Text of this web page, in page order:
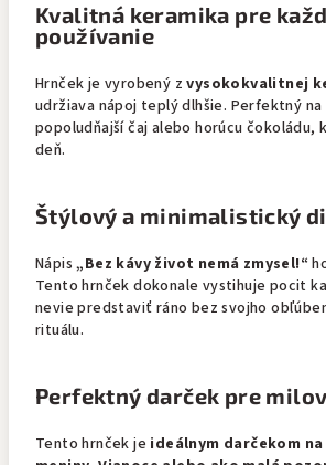
Kvalitná keramika pre
používanie
Hrnček je vyrobený zvysokokvalitnej
udržiava nápoj teplý dlhšie. Perfektný na
popoludňajší čaj alebo horúcu čokoládu,
deň.
Štýlový a minimalistický
Nápis„Bez kávy život nemá zmysel!“
Tento hrnček dokonale vystihuje pocit
nevie predstaviť ráno bez svojho
rituálu.
Perfektný darček pre
Tento hrnček je ideálnym darčekom